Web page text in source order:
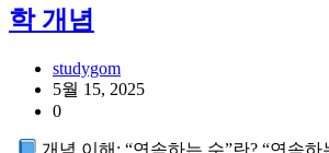
학 개념
studygom
5월 15, 2025
0
개념 이해: “연속하는 수”란? “연속